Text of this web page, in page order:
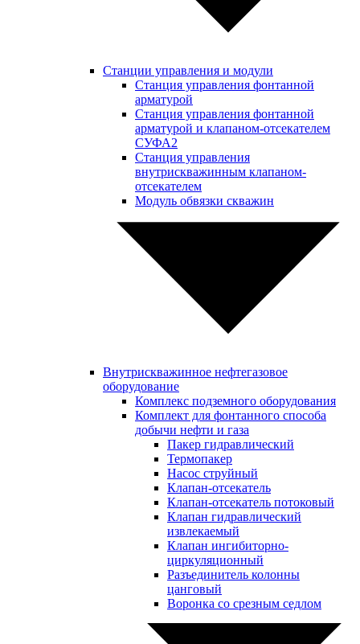
Станции управления и модули
Станция управления фонтанной
арматурой
Станция управления фонтанной
арматурой и клапаном-отсекателем
СУФА2
Станция управления
внутрискважинным клапаном-
отсекателем
Модуль обвязки скважин
Внутрискважинное нефтегазовое
оборудование
Комплекс подземного оборудования
Комплект для фонтанного способа
добычи нефти и газа
Пакер гидравлический
Термопакер
Насос струйный
Клапан-отсекатель
Клапан-отсекатель потоковый
Клапан гидравлический
извлекаемый
Клапан ингибиторно-
циркуляционный
Разъединитель колонны
цанговый
Воронка со срезным седлом